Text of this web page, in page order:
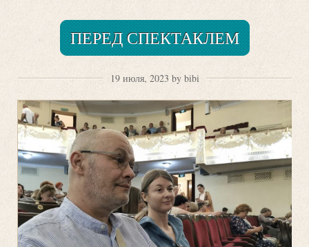
ПЕРЕД СПЕКТАКЛЕМ
19 июля, 2023 by bibi